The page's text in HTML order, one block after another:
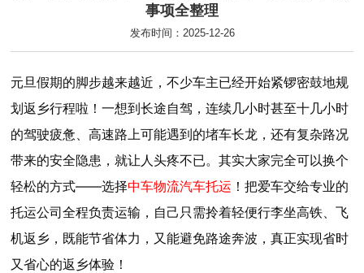
事项全整理
发布时间：2025-12-26
元旦假期的脚步越来越近，不少车主已经开始紧锣密鼓地规
划返乡行程啦！一想到长途自驾，连续几小时甚至十几小时
的驾驶疲惫、高速路上可能遇到的堵车长龙，还有复杂路况
带来的安全隐患，就让人头疼不已。其实大家完全可以换个
轻松的方式——选择中车物流汽车托运 ！把爱车交给专业的
托运公司全程负责运输，自己只需拎着轻便行李坐高铁、飞
机返乡，既能节省体力，又能避免路途奔波，真正实现省时
又省心的返乡体验！